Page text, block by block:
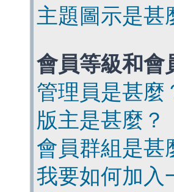
主題圖示是甚
會員等級和會
管理員是甚麼
版主是甚麼？
會員群組是甚
我要如何加入